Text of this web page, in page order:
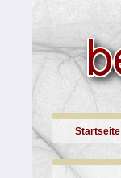
Startseite